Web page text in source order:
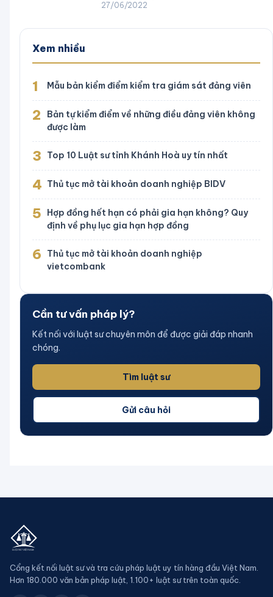
27/06/2022
Xem nhiều
1 Mẫu bản kiểm điểm kiểm tra giám sát đảng viên
2
Bản tự kiểm điểm về những điều đảng viên không
được làm
3 Top 10 Luật sư tỉnh Khánh Hoà uy tín nhất
4 Thủ tục mở tài khoản doanh nghiệp BIDV
5
Hợp đồng hết hạn có phải gia hạn không? Quy
định về phụ lục gia hạn hợp đồng
6
Thủ tục mở tài khoản doanh nghiệp
vietcombank
Cần tư vấn pháp lý?
Kết nối với luật sư chuyên môn để được giải đáp nhanh
chóng.
Tìm luật sư
Gửi câu hỏi
Cổng kết nối luật sư và tra cứu pháp luật uy tín hàng đầu Việt Nam.
Hơn 180.000 văn bản pháp luật, 1.100+ luật sư trên toàn quốc.